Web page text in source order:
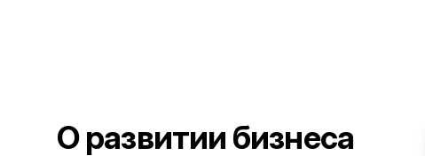
О развитии бизнеса